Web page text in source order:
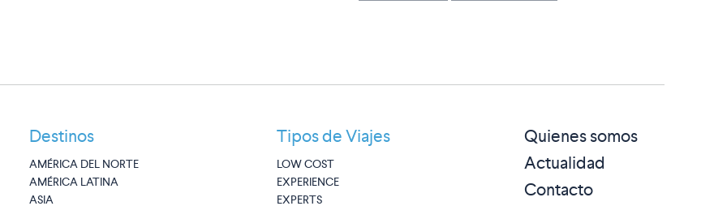
Destinos
AMÉRICA DEL NORTE
AMÉRICA LATINA
ASIA
Tipos de Viajes
LOW COST
EXPERIENCE
EXPERTS
Quienes somos
Actualidad
Contacto